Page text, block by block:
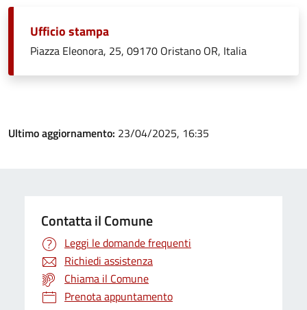
Ufficio stampa
Piazza Eleonora, 25, 09170 Oristano OR, Italia
Ultimo aggiornamento: 23/04/2025, 16:35
Contatta il Comune
Leggi le domande frequenti
Richiedi assistenza
Chiama il Comune
Prenota appuntamento